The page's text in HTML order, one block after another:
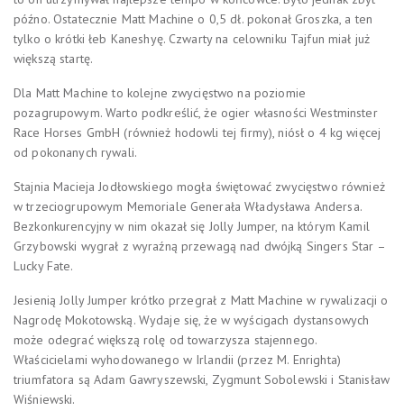
późno. Ostatecznie Matt Machine o 0,5 dł. pokonał Groszka, a ten
tylko o krótki łeb Kaneshyę. Czwarty na celowniku Tajfun miał już
większą startę.
Dla Matt Machine to kolejne zwycięstwo na poziomie
pozagrupowym. Warto podkreślić, że ogier własności Westminster
Race Horses GmbH (również hodowli tej firmy), niósł o 4 kg więcej
od pokonanych rywali.
Stajnia Macieja Jodłowskiego mogła świętować zwycięstwo również
w trzeciogrupowym Memoriale Generała Władysława Andersa.
Bezkonkurencyjny w nim okazał się Jolly Jumper, na którym Kamil
Grzybowski wygrał z wyraźną przewagą nad dwójką Singers Star –
Lucky Fate.
Jesienią Jolly Jumper krótko przegrał z Matt Machine w rywalizacji o
Nagrodę Mokotowską. Wydaje się, że w wyścigach dystansowych
może odegrać większą rolę od towarzysza stajennego.
Właścicielami wyhodowanego w Irlandii (przez M. Enrighta)
triumfatora są Adam Gawryszewski, Zygmunt Sobolewski i Stanisław
Wiśniewski.